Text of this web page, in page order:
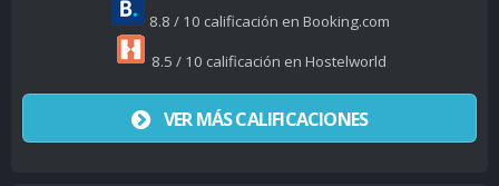
8.8 / 10 calificación en Booking.com
8.5 / 10 calificación en Hostelworld
VER MÁS CALIFICACIONES